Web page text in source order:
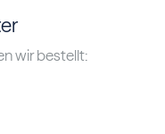
wir bestellt: